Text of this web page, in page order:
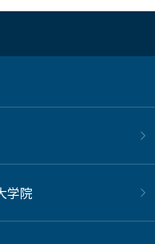
学院